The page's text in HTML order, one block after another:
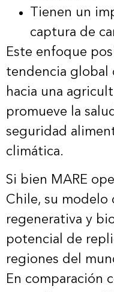
Tienen un
captura de
Este enfoque
tendencia global
hacia una
promueve la
seguridad
climática.
Si bien MARE
Chile, su modelo
regenerativa y
potencial de
regiones del
En comparación